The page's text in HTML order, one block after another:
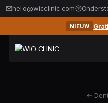
hello@wioclinic.com
NIEUW
←